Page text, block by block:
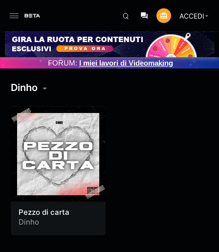
ACCEDI
PROGRAMMATO 3/07/2025
FORUM: I miei lavori di Videomaking
Dinho
Pezzo di carta
Dinho